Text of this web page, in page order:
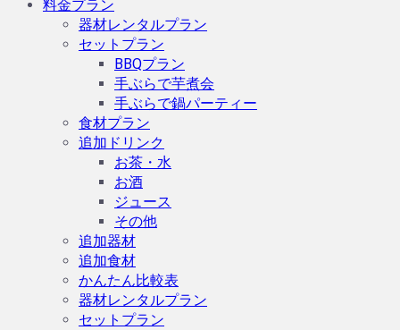
料金プラン
器材レンタルプラン
セットプラン
BBQプラン
手ぶらで芋煮会
手ぶらで鍋パーティー
食材プラン
追加ドリンク
お茶・水
お酒
ジュース
その他
追加器材
追加食材
かんたん比較表
器材レンタルプラン
セットプラン